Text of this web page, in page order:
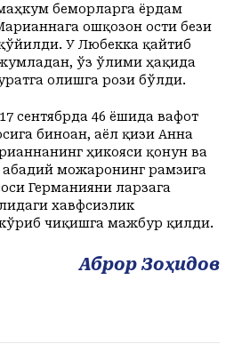
беморларга ёрдам
ошқозон ости бези
У Любекка қайтиб
ўз ўлими ҳақида
олишга рози бўлди.
сентябрда 46 ёшида вафот
биноан, аёл қизи Анна
ҳикояси қонун ва
абадий можаронинг рамзига
Германияни ларзага
хавфсизлик
чиқишга мажбур қилди.
Аброр Зоҳидов